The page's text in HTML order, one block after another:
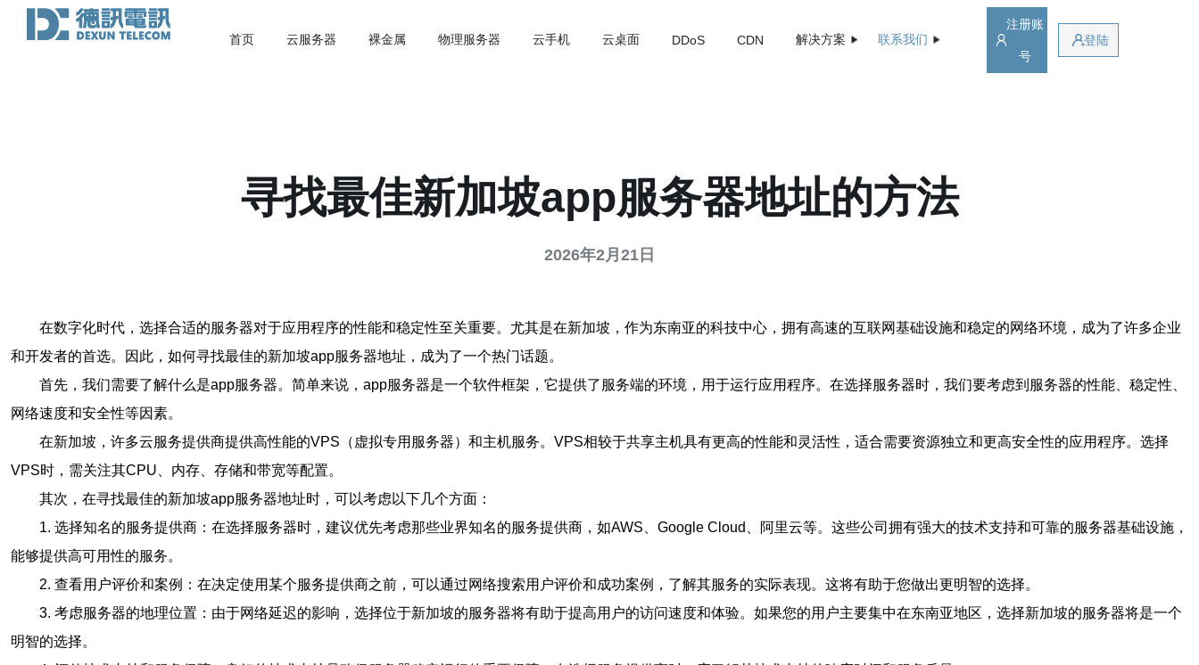
首页 云服务器 裸金属 物理服务器 云手机 云桌面 DDoS CDN 解决方案 联系我们
注册账
号
登陆
寻找最佳新加坡app服务器地址的方法
2026年2月21日
在数字化时代，选择合适的服务器对于应用程序的性能和稳定性至关重要。尤其是在新加坡，作为东南亚的科技中心，拥有高速的互联网基础设施和稳定的网络环境，成为了许多企业
和开发者的首选。因此，如何寻找最佳的新加坡app服务器地址，成为了一个热门话题。
首先，我们需要了解什么是app服务器。简单来说，app服务器是一个软件框架，它提供了服务端的环境，用于运行应用程序。在选择服务器时，我们要考虑到服务器的性能、稳定性、
网络速度和安全性等因素。
在新加坡，许多云服务提供商提供高性能的VPS（虚拟专用服务器）和主机服务。VPS相较于共享主机具有更高的性能和灵活性，适合需要资源独立和更高安全性的应用程序。选择
VPS时，需关注其CPU、内存、存储和带宽等配置。
其次，在寻找最佳的新加坡app服务器地址时，可以考虑以下几个方面：
1. 选择知名的服务提供商：在选择服务器时，建议优先考虑那些业界知名的服务提供商，如AWS、Google Cloud、阿里云等。这些公司拥有强大的技术支持和可靠的服务器基础设施，
能够提供高可用性的服务。
2. 查看用户评价和案例：在决定使用某个服务提供商之前，可以通过网络搜索用户评价和成功案例，了解其服务的实际表现。这将有助于您做出更明智的选择。
3. 考虑服务器的地理位置：由于网络延迟的影响，选择位于新加坡的服务器将有助于提高用户的访问速度和体验。如果您的用户主要集中在东南亚地区，选择新加坡的服务器将是一个
明智的选择。